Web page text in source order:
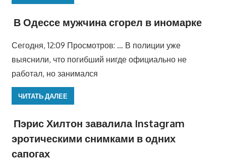
В Одессе мужчина сгорел в иномарке
Сегодня, 12:09 Просмотров: … В полиции уже
выяснили, что погибший нигде официально не
работал, но занимался
ЧИТАТЬ ДАЛЕЕ
Пэрис Хилтон завалила Instagram
эротическими снимками в одних
сапогах